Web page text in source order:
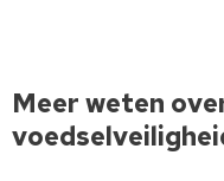
Meer weten